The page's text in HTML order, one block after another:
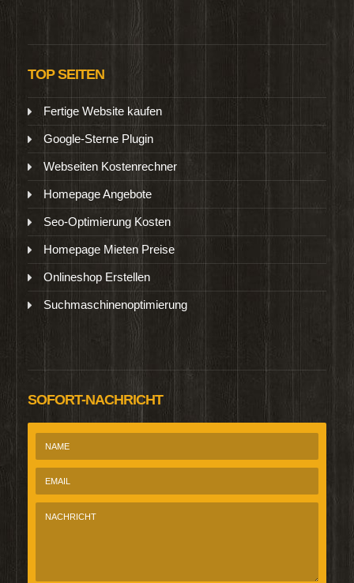
TOP SEITEN
Fertige Website kaufen
Google-Sterne Plugin
Webseiten Kostenrechner
Homepage Angebote
Seo-Optimierung Kosten
Homepage Mieten Preise
Onlineshop Erstellen
Suchmaschinenoptimierung
SOFORT-NACHRICHT